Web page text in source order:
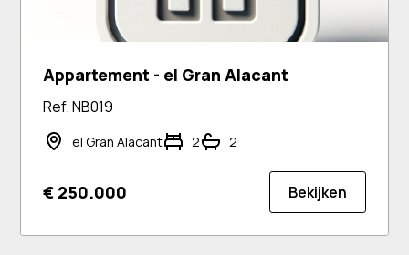
Appartement - el Gran Alacant
Ref. NB019
el Gran Alacant 2 2
€ 250.000 Bekijken